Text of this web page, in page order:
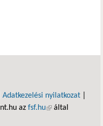
Adatkezelési nyilatkozat
az fsf.hu(külső hivatkozás)
által